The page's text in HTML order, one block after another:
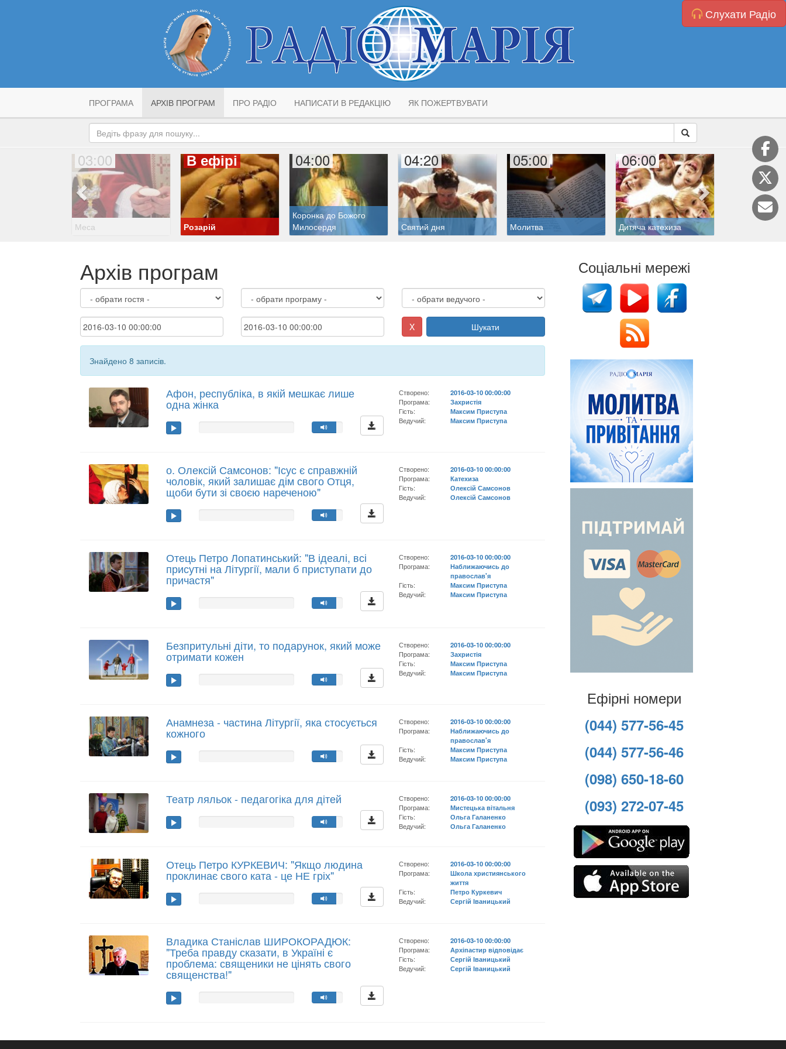
Слухати Радіо
ПРОГРАМА АРХІВ ПРОГРАМ ПРО РАДІО НАПИСАТИ В РЕДАКЦІЮ ЯК ПОЖЕРТВУВАТИ
03:00
Меса
В ефірі
Розарій
04:00
Коронка до Божого
Милосердя
04:20
Святий дня
05:00
Молитва
06:00
Дитяча катехиза
07:00
Архів програм
X Шукати
Знайдено 8 записів.
Афон, республіка, в якій мешкає лише
одна жінка
Створено:
2016-03-10 00:00:00
Програма:
Захристія
Гість:
Максим Приступа
Ведучий:
Максим Приступа
о. Олексій Самсонов: "Ісус є справжній
чоловік, який залишає дім свого Отця,
щоби бути зі своєю нареченою"
Створено:
2016-03-10 00:00:00
Програма:
Катехиза
Гість:
Олексій Самсонов
Ведучий:
Олексій Самсонов
Отець Петро Лопатинський: "В ідеалі, всі
присутні на Літургії, мали б приступати до
причастя"
Створено:
2016-03-10 00:00:00
Програма:
Наближаючись до
православ'я
Гість:
Максим Приступа
Ведучий:
Максим Приступа
Безпритульні діти, то подарунок, який може
отримати кожен
Створено:
2016-03-10 00:00:00
Програма:
Захристія
Гість:
Максим Приступа
Ведучий:
Максим Приступа
Анамнеза - частина Літургії, яка стосується
кожного
Створено:
2016-03-10 00:00:00
Програма:
Наближаючись до
православ'я
Гість:
Максим Приступа
Ведучий:
Максим Приступа
Театр ляльок - педагогіка для дітей Створено:
2016-03-10 00:00:00
Програма:
Мистецька вітальня
Гість:
Ольга Галаненко
Ведучий:
Ольга Галаненко
Отець Петро КУРКЕВИЧ: "Якщо людина
проклинає свого ката - це НЕ гріх"
Створено:
2016-03-10 00:00:00
Програма:
Школа християнського
життя
Гість:
Петро Куркевич
Ведучий:
Сергій Іваницький
Владика Станіслав ШИРОКОРАДЮК:
"Треба правду сказати, в Україні є
проблема: священики не цінять свого
священства!"
Створено:
2016-03-10 00:00:00
Програма:
Архіпастир відповідає
Гість:
Сергій Іваницький
Ведучий:
Сергій Іваницький
Соціальні мережі
Ефірні номери
(044) 577-56-45
(044) 577-56-46
(098) 650-18-60
(093) 272-07-45